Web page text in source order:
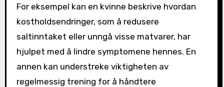
For eksempel kan en kvinne beskrive hvordan
kostholdsendringer, som å redusere
saltinntaket eller unngå visse matvarer, har
hjulpet med å lindre symptomene hennes. En
annen kan understreke viktigheten av
regelmessig trening for å håndtere